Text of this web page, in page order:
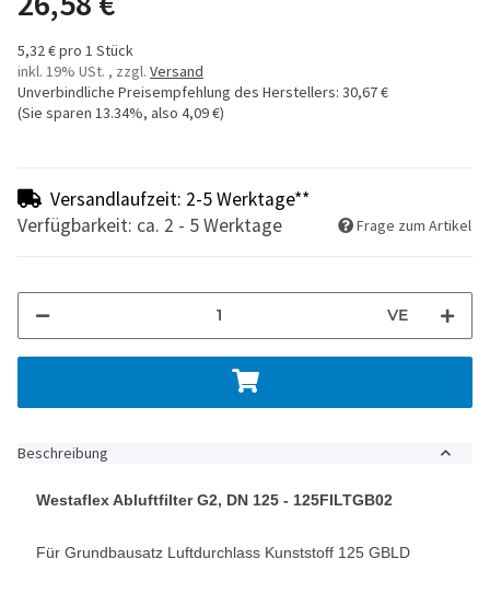
5,32 € pro 1 Stück
inkl. 19% USt. , zzgl. Versand
Unverbindliche Preisempfehlung des Herstellers: 30,67 €
(Sie sparen 13.34%, also 4,09 €)
Versandlaufzeit: 2-5 Werktage**
Verfügbarkeit: ca. 2 - 5 Werktage
Frage zum Artikel
VE
Beschreibung
Westaflex Abluftfilter G2, DN 125 - 125FILTGB02
Für Grundbausatz Luftdurchlass Kunststoff 125 GBLD